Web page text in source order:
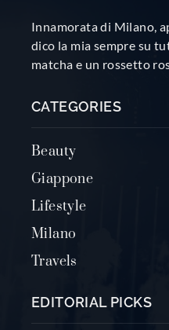
Innamorata di Milano,
dico la mia sempre su
matcha e un rossetto
CATEGORIES
Beauty
Giappone
Lifestyle
Milano
Travels
EDITORIAL PICKS